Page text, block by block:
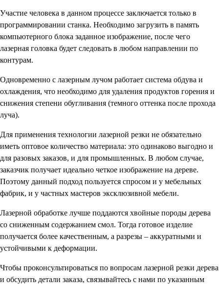
Участие человека в данном процессе заключается только в
программировании станка. Необходимо загрузить в память
компьютерного блока заданное изображение, после чего
лазерная головка будет следовать в любом направлении по
контурам.
Одновременно с лазерным лучом работает система обдува и
охлаждения, что необходимо для удаления продуктов горения и
снижения степени обугливания (темного оттенка после прохода
луча).
Для применения технологии лазерной резки не обязательно
иметь оптовое количество материала: это одинаково выгодно и
для разовых заказов, и для промышленных. В любом случае,
заказчик получает идеально четкое изображение на дереве.
Поэтому данный подход пользуется спросом и у мебельных
фабрик, и у частных мастеров эксклюзивной мебели.
Лазерной обработке лучше поддаются хвойные породы дерева
со сниженным содержанием смол. Тогда готовое изделие
получается более качественным, а разрезы – аккуратными и
устойчивыми к деформации.
Чтобы проконсультироваться по вопросам лазерной резки дерева
и обсудить детали заказа, связывайтесь с нами по указанным